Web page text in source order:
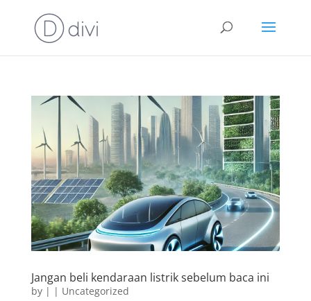
Jangan beli kendaraan listrik sebelum baca ini
by | | Uncategorized